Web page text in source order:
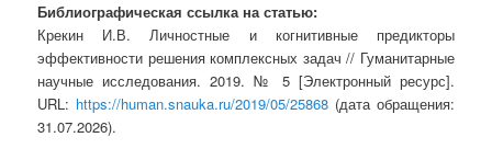
Библиографическая ссылка на статью:
Крекин И.В. Личностные и когнитивные предикторы
эффективности решения комплексных задач // Гуманитарные
научные исследования. 2019. № 5 [Электронный ресурс].
URL: https://human.snauka.ru/2019/05/25868 (дата обращения:
31.07.2026).